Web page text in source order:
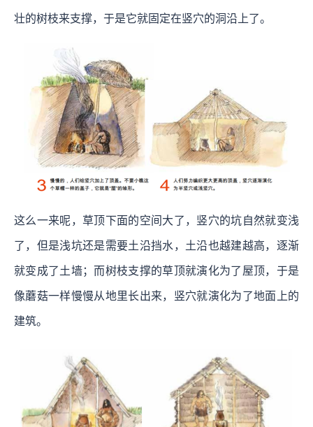
壮的树枝来支撑，于是它就固定在竖穴的洞沿上了。
这么一来呢，草顶下面的空间大了，竖穴的坑自然就变浅
了，但是浅坑还是需要土沿挡水，土沿也越建越高，逐渐
就变成了土墙；而树枝支撑的草顶就演化为了屋顶，于是
像蘑菇一样慢慢从地里长出来，竖穴就演化为了地面上的
建筑。